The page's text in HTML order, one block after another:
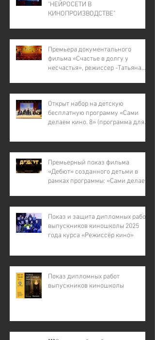
"НЕЙРОСЕТИ В
КИНОПРОИЗВОДСТВЕ"
Премьера документального
фильма «Счастье в долгу у
несчастья», режиссер -Татьяна
Открыт набор на детскую
бесплатную программу «Сами
делаем кино. 8» (программа для
детей из малообеспеченных и
участников СВО).
Премьерный показ фильма
«Дебют» созданного детьми в
рамках программы: «Сами делаем
Показ и защита дипломных работ
выпускников киношколы 2025
года курса «Режиссёр кино»
Показ дипломных работ
выпускников киношколы